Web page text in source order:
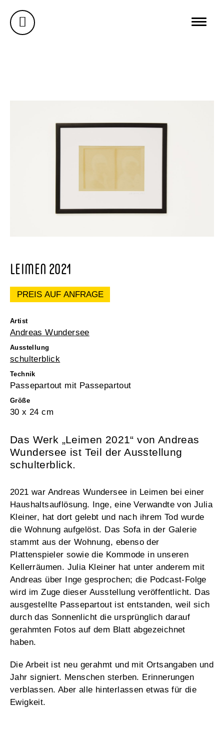
LEIMEN 2021
PREIS AUF ANFRAGE
Artist
Andreas Wundersee
Ausstellung
schulterblick
Technik
Passepartout mit Passepartout
Größe
30 x 24 cm
Das Werk „Leimen 2021“ von Andreas
Wundersee ist Teil der Ausstellung
schulterblick.
2021 war Andreas Wundersee in Leimen bei einer
Haushaltsauflösung. Inge, eine Verwandte von Julia
Kleiner, hat dort gelebt und nach ihrem Tod wurde
die Wohnung aufgelöst. Das Sofa in der Galerie
stammt aus der Wohnung, ebenso der
Plattenspieler sowie die Kommode in unseren
Kellerräumen. Julia Kleiner hat unter anderem mit
Andreas über Inge gesprochen; die Podcast-Folge
wird im Zuge dieser Ausstellung veröffentlicht. Das
ausgestellte Passepartout ist entstanden, weil sich
durch das Sonnenlicht die ursprünglich darauf
gerahmten Fotos auf dem Blatt abgezeichnet
haben.
Die Arbeit ist neu gerahmt und mit Ortsangaben und
Jahr signiert. Menschen sterben. Erinnerungen
verblassen. Aber alle hinterlassen etwas für die
Ewigkeit.